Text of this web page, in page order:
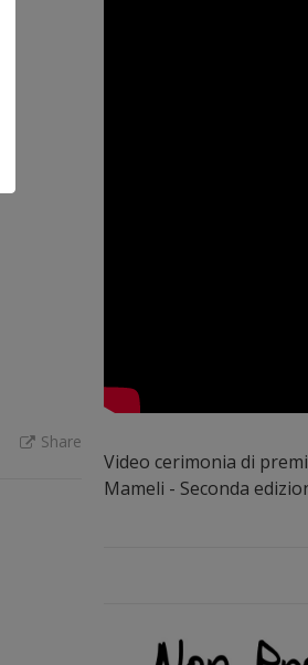
Share
Video cerimonia di
Mameli - Seconda